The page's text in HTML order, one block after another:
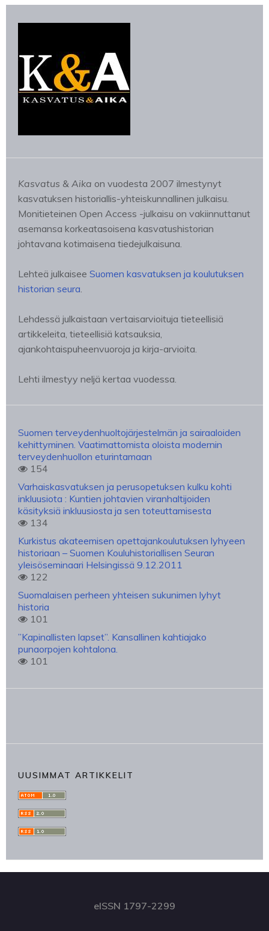
Kasvatus & Aika on vuodesta 2007 ilmestynyt
kasvatuksen historiallis-yhteiskunnallinen julkaisu.
Monitieteinen Open Access -julkaisu on vakiinnuttanut
asemansa korkeatasoisena kasvatushistorian
johtavana kotimaisena tiedejulkaisuna.
Lehteä julkaisee Suomen kasvatuksen ja koulutuksen
historian seura.
Lehdessä julkaistaan vertaisarvioituja tieteellisiä
artikkeleita, tieteellisiä katsauksia,
ajankohtaispuheenvuoroja ja kirja-arvioita.
Lehti ilmestyy neljä kertaa vuodessa.
Suomen terveydenhuoltojärjestelmän ja sairaaloiden
kehittyminen. Vaatimattomista oloista modernin
terveydenhuollon eturintamaan
154
Varhaiskasvatuksen ja perusopetuksen kulku kohti
inkluusiota : Kuntien johtavien viranhaltijoiden
käsityksiä inkluusiosta ja sen toteuttamisesta
134
Kurkistus akateemisen opettajankoulutuksen lyhyeen
historiaan – Suomen Kouluhistoriallisen Seuran
yleisöseminaari Helsingissä 9.12.2011
122
Suomalaisen perheen yhteisen sukunimen lyhyt
historia
101
”Kapinallisten lapset”. Kansallinen kahtiajako
punaorpojen kohtalona.
101
UUSIMMAT ARTIKKELIT
eISSN 1797-2299